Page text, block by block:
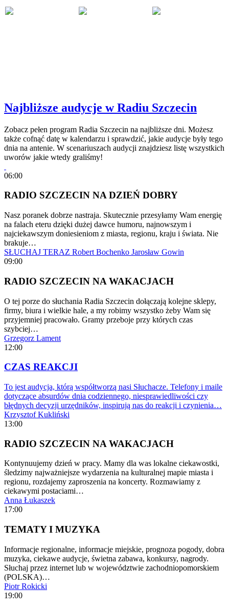
Najbliższe audycje w Radiu Szczecin
Zobacz pełen program Radia Szczecin na najbliższe dni. Możesz
także cofnąć datę w kalendarzu i sprawdzić, jakie audycje były tego
dnia na antenie. W scenariuszach audycji znajdziesz listę wszystkich
uworów jakie wtedy graliśmy!
06:00
RADIO SZCZECIN NA DZIEŃ DOBRY
Nasz poranek dobrze nastraja. Skutecznie przesyłamy Wam energię
na falach eteru dzięki dużej dawce humoru, najnowszym i
najciekawszym doniesieniom z miasta, regionu, kraju i świata. Nie
brakuje…
SŁUCHAJ TERAZ Robert Bochenko Jarosław Gowin
09:00
RADIO SZCZECIN NA WAKACJACH
O tej porze do słuchania Radia Szczecin dołączają kolejne sklepy,
firmy, biura i wielkie hale, a my robimy wszystko żeby Wam się
przyjemniej pracowało. Gramy przeboje przy których czas
szybciej…
Grzegorz Lament
12:00
CZAS REAKCJI
To jest audycja, którą współtworzą nasi Słuchacze. Telefony i maile
dotyczące absurdów dnia codziennego, niesprawiedliwości czy
błędnych decyzji urzędników, inspirują nas do reakcji i czynienia…
Krzysztof Kukliński
13:00
RADIO SZCZECIN NA WAKACJACH
Kontynuujemy dzień w pracy. Mamy dla was lokalne ciekawostki,
śledzimy najważniejsze wydarzenia na kulturalnej mapie miasta i
regionu, rozdajemy zaproszenia na koncerty. Rozmawiamy z
ciekawymi postaciami…
Anna Łukaszek
17:00
TEMATY I MUZYKA
Informacje regionalne, informacje miejskie, prognoza pogody, dobra
muzyka, ciekawe audycje, świetna zabawa, konkursy, nagrody.
Słuchaj przez internet lub w województwie zachodniopomorskiem
(POLSKA)…
Piotr Rokicki
19:00